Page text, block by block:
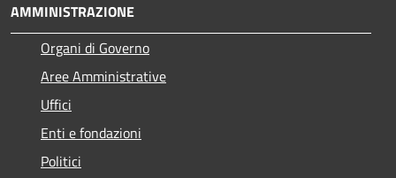
AMMINISTRAZIONE
Organi di Governo
Aree Amministrative
Uffici
Enti e fondazioni
Politici